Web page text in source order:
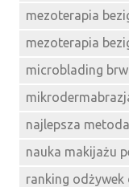
mezoterapia
mezoterapia
microblading
najlepsza
nauka makijażu
ranking odżywek